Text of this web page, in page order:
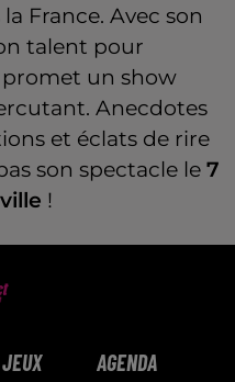
France. Avec son
talent pour
un show
Anecdotes
et éclats de rire
son spectacle le 7
!
JEUX AGENDA